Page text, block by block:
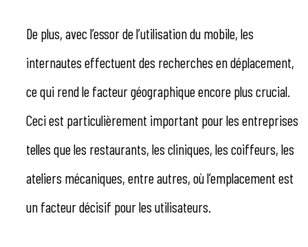
De plus, avec l’essor de l’utilisation du mobile, les
internautes effectuent des recherches en déplacement,
ce qui rend le facteur géographique encore plus crucial.
Ceci est particulièrement important pour les entreprises
telles que les restaurants, les cliniques, les coiffeurs, les
ateliers mécaniques, entre autres, où l’emplacement est
un facteur décisif pour les utilisateurs.